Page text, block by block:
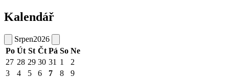
Kalendář
Srpen2026
Po Út St Čt Pá So Ne
27 28 29 30 31 1
2
3
4 5 6 7 8
9